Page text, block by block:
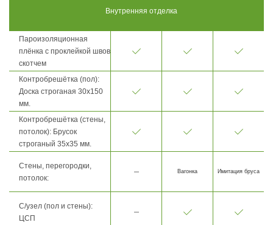
Внутренняя отделка
Пароизоляционная
плёнка с проклейкой швов
скотчем
Контробрешётка (пол):
Доска строганая 30х150
мм.
Контробрешётка (стены,
потолок): Брусок
строганый 35х35 мм.
Стены, перегородки,
потолок:
Вагонка Имитация бруса
С/узел (пол и стены):
ЦСП